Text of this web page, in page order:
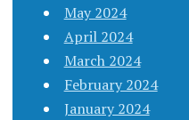
May 2024
April 2024
March 2024
February 2024
January 2024